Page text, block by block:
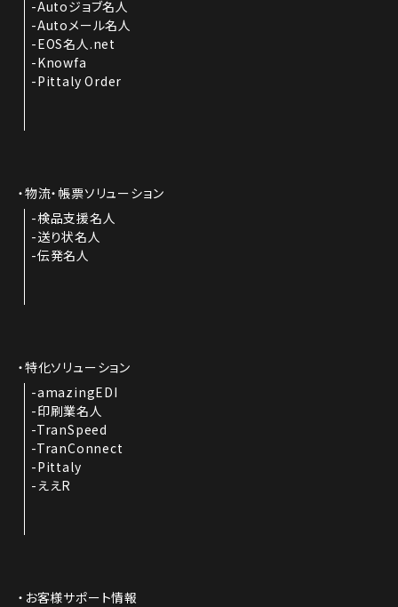
Autoジョブ名人
Autoメール名人
EOS名人.net
Knowfa
Pittaly Order
物流・帳票ソリューション
検品支援名人
送り状名人
伝発名人
特化ソリューション
amazingEDI
印刷業名人
TranSpeed
TranConnect
Pittaly
ええR
お客様サポート情報